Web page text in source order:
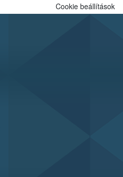
Cookie beállítások